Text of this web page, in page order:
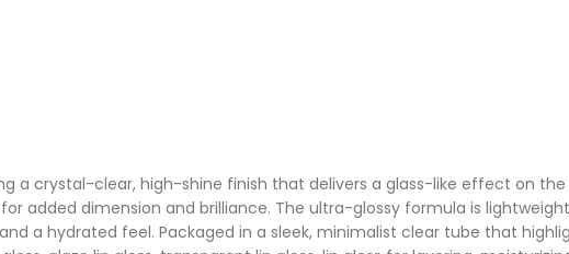
a crystal-clear, high-shine finish that delivers a glass-like effect on the
added dimension and brilliance. The ultra-glossy formula is
a hydrated feel. Packaged in a sleek, minimalist clear tube that